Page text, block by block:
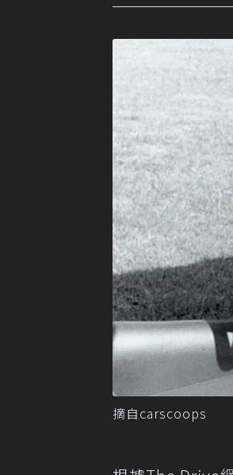
摘自carscoops